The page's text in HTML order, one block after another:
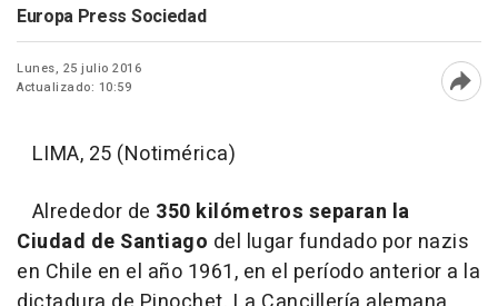
Europa Press Sociedad
Lunes, 25 julio 2016
Actualizado: 10:59
LIMA, 25 (Notimérica)
Alrededor de 350 kilómetros separan la
Ciudad de Santiago del lugar fundado por nazis
en Chile en el año 1961, en el período anterior a la